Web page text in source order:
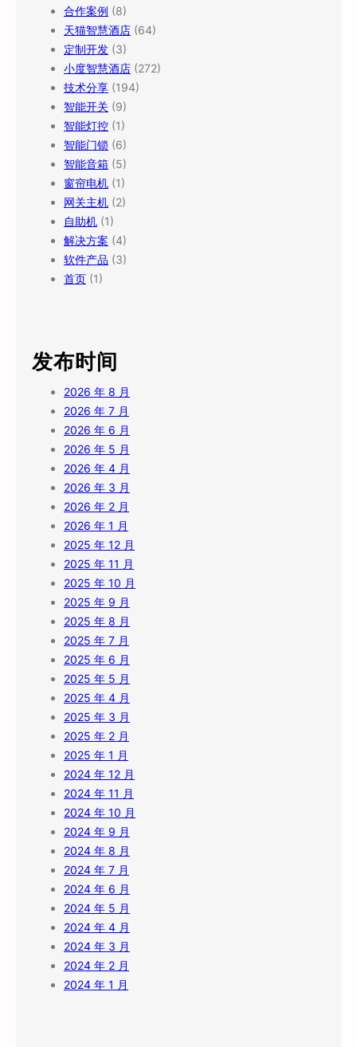
合作案例 (8)
天猫智慧酒店 (64)
定制开发 (3)
小度智慧酒店 (272)
技术分享 (194)
智能开关 (9)
智能灯控 (1)
智能门锁 (6)
智能音箱 (5)
窗帘电机 (1)
网关主机 (2)
自助机 (1)
解决方案 (4)
软件产品 (3)
首页 (1)
发布时间
2026 年 8 月
2026 年 7 月
2026 年 6 月
2026 年 5 月
2026 年 4 月
2026 年 3 月
2026 年 2 月
2026 年 1 月
2025 年 12 月
2025 年 11 月
2025 年 10 月
2025 年 9 月
2025 年 8 月
2025 年 7 月
2025 年 6 月
2025 年 5 月
2025 年 4 月
2025 年 3 月
2025 年 2 月
2025 年 1 月
2024 年 12 月
2024 年 11 月
2024 年 10 月
2024 年 9 月
2024 年 8 月
2024 年 7 月
2024 年 6 月
2024 年 5 月
2024 年 4 月
2024 年 3 月
2024 年 2 月
2024 年 1 月